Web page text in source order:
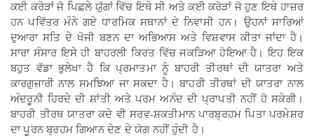
ਕਈ ਕਰੋੜਾਂ ਜੋ ਪਿਛਲੇ ਯੁੱਗਾਂ ਵਿੱਚ ਇਥੇ ਸੀ ਅਤੇ ਕਈ ਕਰੋੜਾਂ ਜੋ ਹੁਣ ਇਥੇ ਹਾਜ਼ਰ
ਹਨ ਪਵਿੱਤਰ ਮੰਨੇ ਗਏ ਧਾਰਮਿਕ ਸਥਾਨਾਂ ਦੇ ਨਿਵਾਸੀ ਹਨ। ਉਹਨਾਂ ਸਾਰਿਆਂ
ਦੁਆਰਾ ਸਤਿ ਦੇ ਖੋਜੀ ਬਣਨ ਦਾ ਅਭਿਆਸ ਅਤੇ ਵਿਸ਼ਵਾਸ ਕੀਤਾ ਜਾਂਦਾ ਹੈ।
ਸਾਰਾ ਸੰਸਾਰ ਇਸੇ ਹੀ ਬਾਹਰਲੀ ਕਿਰਤ ਵਿੱਚ ਜਕੜਿਆ ਹੋਇਆ ਹੈ। ਇਹ ਇਕ
ਬਹੁਤ ਵੱਡਾ ਭੁਲੇਖਾ ਹੈ ਕਿ ਪ੍ਰਮਾਤਮਾ ਨੂੰ ਬਾਹਰੀ ਤੀਰਥਾਂ ਦੀ ਯਾਤਰਾ ਅਤੇ
ਕਾਰਗੁਜ਼ਾਰੀ ਨਾਲ ਸਮਝਿਆ ਜਾ ਸਕਦਾ ਹੈ। ਬਾਹਰੀ ਤੀਰਥਾਂ ਦੀ ਯਾਤਰਾ ਨਾਲ
ਅੰਦਰੂਨੀ ਹਿਰਦੇ ਦੀ ਸ਼ਾਂਤੀ ਅਤੇ ਪਰਮ ਅਨੰਦ ਦੀ ਪ੍ਰਾਪਤੀ ਨਹੀਂ ਹੋ ਸਕੇਗੀ।
ਬਾਹਰੀ ਤੀਰਥ ਯਾਤਰਾ ਕਦੇ ਵੀ ਸਰਵ-ਸ਼ਕਤੀਮਾਨ ਪਾਰਬ੍ਰਹਮ ਪਿਤਾ ਪਰਮੇਸ਼ਰ
ਦਾ ਪੂਰਨ ਬ੍ਰਹਮ ਗਿਆਨ ਦੇਣ ਦੇ ਯੋਗ ਨਹੀਂ ਹੁੰਦੀ ਹੈ।